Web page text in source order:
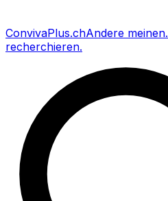
ConvivaPlus.chAndere meinen.
recherchieren.